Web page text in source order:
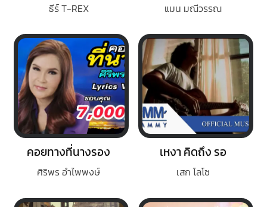
ธีร์ T-REX แมน มณีวรรณ
คอยทางที่นางรอง
ศิริพร อำไพพงษ์
เหงา คิดถึง รอ
เสก โลโซ